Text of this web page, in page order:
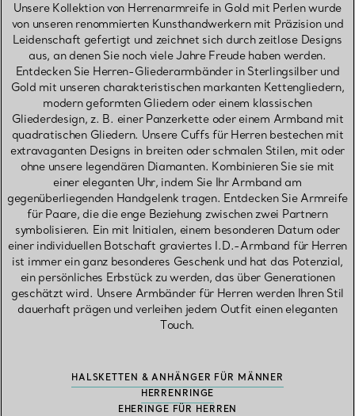
Unsere Kollektion von Herrenarmreife in Gold mit Perlen wurde
von unseren renommierten Kunsthandwerkern mit Präzision und
Leidenschaft gefertigt und zeichnet sich durch zeitlose Designs
aus, an denen Sie noch viele Jahre Freude haben werden.
Entdecken Sie Herren-Gliederarmbänder in Sterlingsilber und
Gold mit unseren charakteristischen markanten Kettengliedern,
modern geformten Gliedern oder einem klassischen
Gliederdesign, z. B. einer Panzerkette oder einem Armband mit
quadratischen Gliedern. Unsere Cuffs für Herren bestechen mit
extravaganten Designs in breiten oder schmalen Stilen, mit oder
ohne unsere legendären Diamanten. Kombinieren Sie sie mit
einer eleganten Uhr, indem Sie Ihr Armband am
gegenüberliegenden Handgelenk tragen. Entdecken Sie Armreife
für Paare, die die enge Beziehung zwischen zwei Partnern
symbolisieren. Ein mit Initialen, einem besonderen Datum oder
einer individuellen Botschaft graviertes I.D.-Armband für Herren
ist immer ein ganz besonderes Geschenk und hat das Potenzial,
ein persönliches Erbstück zu werden, das über Generationen
geschätzt wird. Unsere Armbänder für Herren werden Ihren Stil
dauerhaft prägen und verleihen jedem Outfit einen eleganten
Touch.
HALSKETTEN & ANHÄNGER FÜR MÄNNER
HERRENRINGE
EHERINGE FÜR HERREN